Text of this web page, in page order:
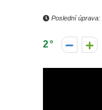
Poslední úprava:
2